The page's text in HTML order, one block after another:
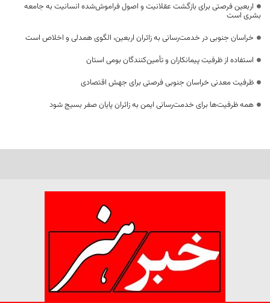
اربعین فرصتی برای بازگشت عقلانیت و اصول فراموش‌شده انسانیت به جامعه
بشری است
خراسان جنوبی در خدمت‌رسانی به زائران اربعین، الگوی همدلی و اخلاص است
استفاده از ظرفیت پیمانکاران و تأمین‌کنندگان بومی استان
ظرفیت معدنی خراسان جنوبی فرصتی برای جهش اقتصادی
همه ظرفیت‌ها برای خدمت‌رسانی ایمن به زائران پایان صفر بسیج شود